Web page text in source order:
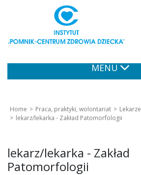
MENU
Home Praca, praktyki, wolontariat
Lekarze
lekarz/lekarka - Zakład Patomorfologii
lekarz/lekarka - Zakład
Patomorfologii